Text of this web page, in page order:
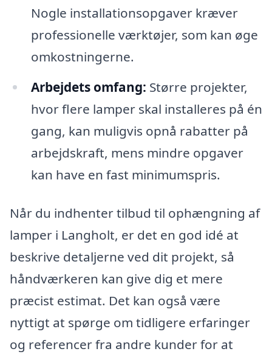
Nogle installationsopgaver kræver
professionelle værktøjer, som kan øge
omkostningerne.
Arbejdets omfang: Større projekter,
hvor flere lamper skal installeres på én
gang, kan muligvis opnå rabatter på
arbejdskraft, mens mindre opgaver
kan have en fast minimumspris.
Når du indhenter tilbud til ophængning af
lamper i Langholt, er det en god idé at
beskrive detaljerne ved dit projekt, så
håndværkeren kan give dig et mere
præcist estimat. Det kan også være
nyttigt at spørge om tidligere erfaringer
og referencer fra andre kunder for at